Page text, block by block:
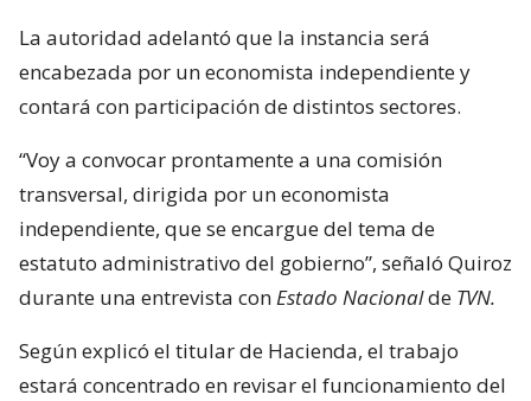
La autoridad adelantó que la instancia será
encabezada por un economista independiente y
contará con participación de distintos sectores.
“Voy a convocar prontamente a una comisión
transversal, dirigida por un economista
independiente, que se encargue del tema de
estatuto administrativo del gobierno”, señaló Quiroz
durante una entrevista conEstado Nacionalde TVN.
Según explicó el titular de Hacienda, el trabajo
estará concentrado en revisar el funcionamiento del